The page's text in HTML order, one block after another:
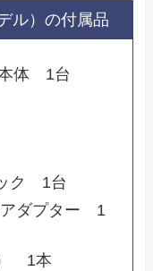
ル）の付属品
本体 1台
ク 1台
ダプター 1
1本